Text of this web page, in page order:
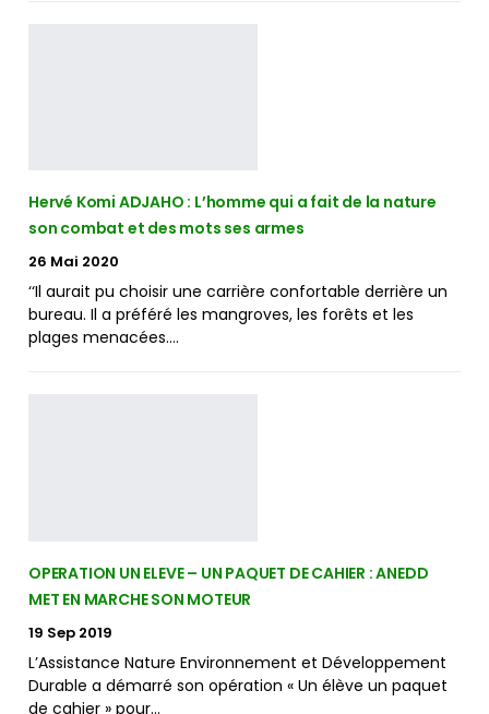
Hervé Komi ADJAHO : L’homme qui a fait de la nature
son combat et des mots ses armes
26 Mai 2020
‘‘Il aurait pu choisir une carrière confortable derrière un
bureau. Il a préféré les mangroves, les forêts et les
plages menacées.…
OPERATION UN ELEVE – UN PAQUET DE CAHIER : ANEDD
MET EN MARCHE SON MOTEUR
19 Sep 2019
L’Assistance Nature Environnement et Développement
Durable a démarré son opération « Un élève un paquet
de cahier » pour…